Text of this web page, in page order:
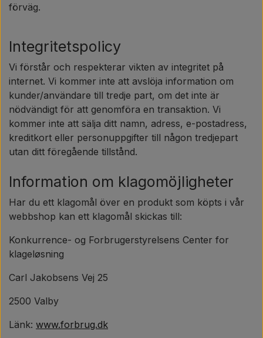
förväg.
Integritetspolicy
Vi förstår och respekterar vikten av integritet på
internet. Vi kommer inte att avslöja information om
kunder/användare till tredje part, om det inte är
nödvändigt för att genomföra en transaktion. Vi
kommer inte att sälja ditt namn, adress, e-postadress,
kreditkort eller personuppgifter till någon tredjepart
utan ditt föregående tillstånd.
Information om klagomöjligheter
Har du ett klagomål över en produkt som köpts i vår
webbshop kan ett klagomål skickas till:
Konkurrence- og Forbrugerstyrelsens Center for
klageløsning
Carl Jakobsens Vej 25
2500 Valby
Länk: www.forbrug.dk